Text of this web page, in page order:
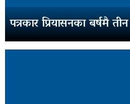
पत्रकार प्रियासनका बर्षमै